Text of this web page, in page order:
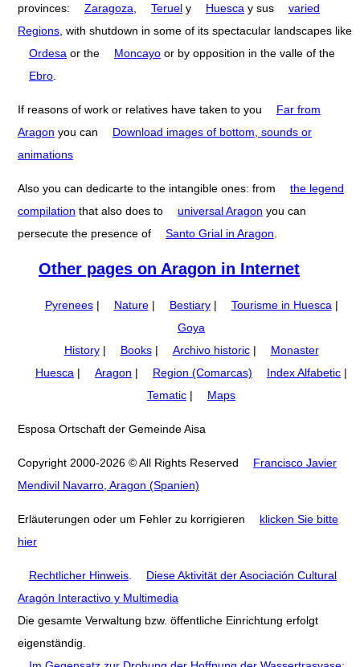
provinces:
Zaragoza Teruel y Huesca y sus
varied
Regions , with shutdown in some of its spectacular landscapes like
Ordesa or the Moncayo or by opposition in the valle of the
Ebro
If reasons of work or relatives have taken to you
Far from
Aragon you can
Download images of bottom, sounds or
animations
Also you can dedicarte to the intangible ones: from
the legend
compilation that also does to universal Aragon you can
persecute the presence of
Santo Grial in Aragon
Other pages on Aragon in Internet
Pyrenees| Nature| Bestiary| Tourisme in Huesca |
Goya
History| Books| Archivo historic|
Monaster
Huesca | Aragon | Region (Comarcas) Index Alfabetic |
Tematic | Maps
Esposa Ortschaft der Gemeinde Aisa
Copyright 2000-2026 © All Rights Reserved
Francisco Javier
Mendivil Navarro, Aragon (Spanien)
Erläuterungen oder um Fehler zu korrigieren
klicken Sie bitte
hier
Rechtlicher Hinweis
Diese Aktivität der Asociación Cultural
Aragón Interactivo y Multimedia
Die gesamte Verwaltung bzw. öffentliche Einrichtung erfolgt
eigenständig.